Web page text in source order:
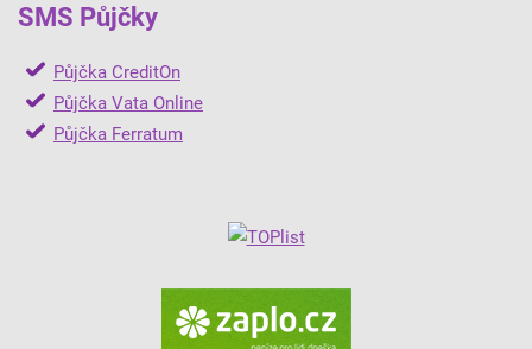
SMS Půjčky
Půjčka CreditOn
Půjčka Vata Online
Půjčka Ferratum